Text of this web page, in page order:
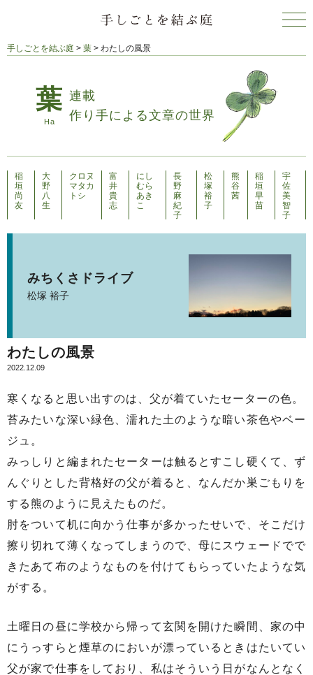
手しごとを結ぶ庭 > 葉 > わたしの風景
連載
作り手による文章の世界
稲
垣
尚
友
大
野
八
生
クロヌ
マタカ
トシ
富
井
貴
志
にし
むら
あき
こ
長
野
麻
紀
子
松
塚
裕
子
熊
谷
茜
稲
垣
早
苗
宇
佐
美
智
子
みちくさドライブ
松塚 裕子
わたしの風景
2022.12.09
寒くなると思い出すのは、父が着ていたセーターの色。
苔みたいな深い緑色、濡れた土のような暗い茶色やベー
ジュ。
みっしりと編まれたセーターは触るとすこし硬くて、ず
んぐりとした背格好の父が着ると、なんだか巣ごもりを
する熊のように見えたものだ。
肘をついて机に向かう仕事が多かったせいで、そこだけ
擦り切れて薄くなってしまうので、母にスウェードでで
きたあて布のようなものを付けてもらっていたような気
がする。
土曜日の昼に学校から帰って玄関を開けた瞬間、家の中
にうっすらと煙草のにおいが漂っているときはたいてい
父が家で仕事をしており、私はそういう日がなんとなく